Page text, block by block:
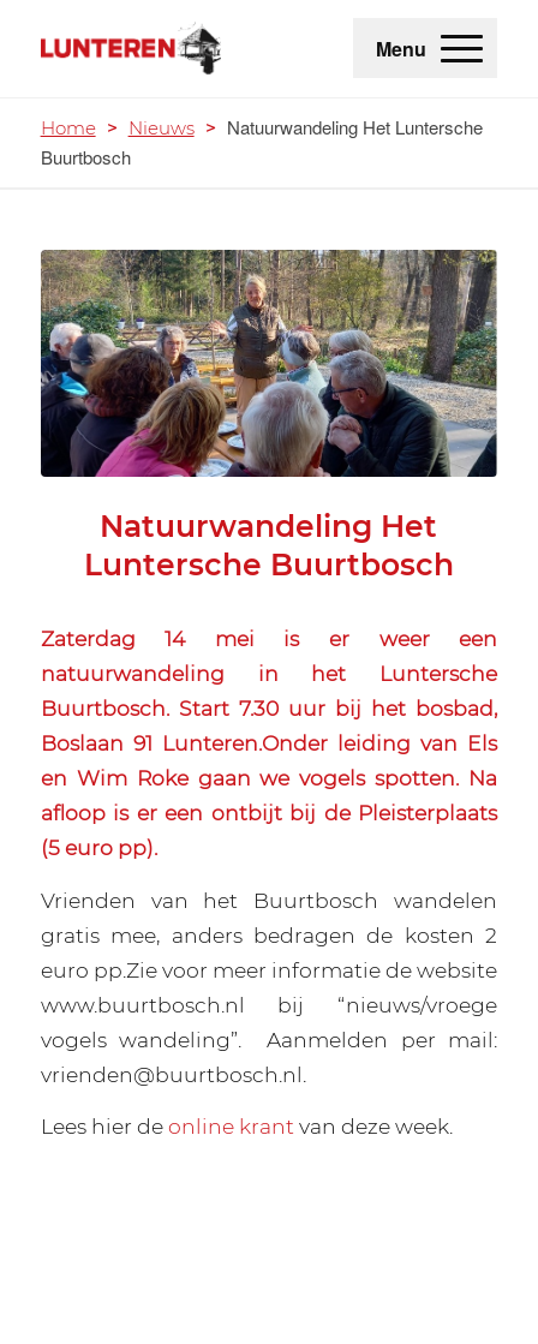
Menu
Home > Nieuws > Natuurwandeling Het Luntersche
Buurtbosch
Natuurwandeling Het
Luntersche Buurtbosch
Zaterdag 14 mei is er weer een
natuurwandeling in het Luntersche
Buurtbosch. Start 7.30 uur bij het bosbad,
Boslaan 91 Lunteren.Onder leiding van Els
en Wim Roke gaan we vogels spotten. Na
afloop is er een ontbijt bij de Pleisterplaats
(5 euro pp).
Vrienden van het Buurtbosch wandelen
gratis mee, anders bedragen de kosten 2
euro pp.Zie voor meer informatie de website
www.buurtbosch.nl bij “nieuws/vroege
vogels wandeling”.
Aanmelden per mail:
vrienden@buurtbosch.nl.
Lees hier deonline krant van deze week.